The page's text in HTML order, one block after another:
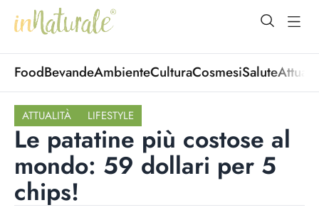
open
FoodBevandeAmbienteCulturaCosmesiSalute
ATTUALITÀ LIFESTYLE
Le patatine più costose al
mondo: 59 dollari per 5
chips!